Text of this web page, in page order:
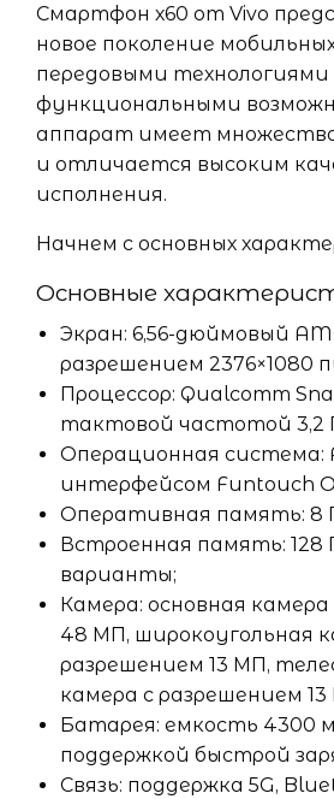
Смартфон х60 от Vivo
новое поколение
передовыми технологиями
функциональными
аппарат имеет
и отличается высоким
исполнения.
Начнем с основных
Основные
Экран: 6,56-дюймовый
разрешением 2376×1080
Процессор: Qualcomm
тактовой частотой 3,2
Операционная система:
интерфейсом Funtouch OS
Оперативная память: 8
Встроенная память: 128
варианты;
Камера: основная
48 МП, широкоугольная
разрешением 13 МП,
камера с разрешением
Батарея: емкость 4300
поддержкой быстрой
Связь: поддержка 5G,